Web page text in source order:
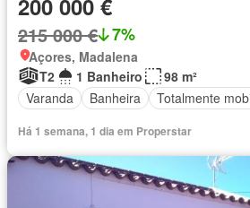
215 000 € 7%
Açores, Madalena
T2
1 Banheiro
98 m²
Varanda
Banheira Totalmente
Há 1 semana, 1 dia em Properstar